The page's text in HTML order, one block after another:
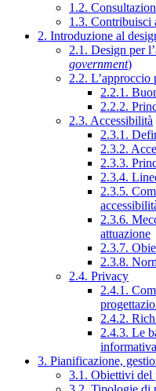
1.2.
1.3. Contribuisci
2. Introduzione al
2.1. Design per
government)
2.2. L’approccio
2.2.1.
2.2.2.
2.3. Accessibilità
2.3.1.
2.3.2.
2.3.3.
2.3.4.
2.3.5.
2.3.6.
attuazione
2.3.7.
2.3.8.
2.4. Privacy
2.4.1.
2.4.2.
2.4.3. Le
3. Pianificazione,
3.1. Obiettivi del